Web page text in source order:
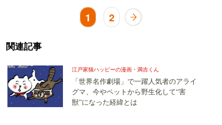
1 2
関連記事
江戸家猫ハッピーの漫画・満吉くん
「世界名作劇場」で一躍人気者のアライ
グマ、今やペットから野生化して“害
獣”になった経緯とは